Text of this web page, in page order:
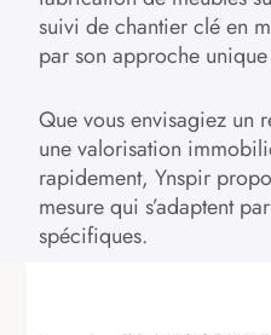
suivi de chantier clé en
par son approche
Que vous envisagiez un
une valorisation
rapidement, Ynspir
mesure qui s’adaptent
spécifiques.